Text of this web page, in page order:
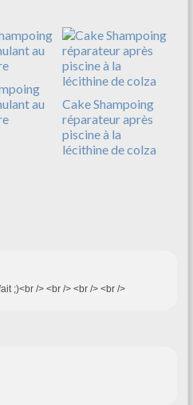
au
Cake Shampoing
réparateur après
piscine à la
lécithine de colza
;)<br /> <br /> <br /> <br />